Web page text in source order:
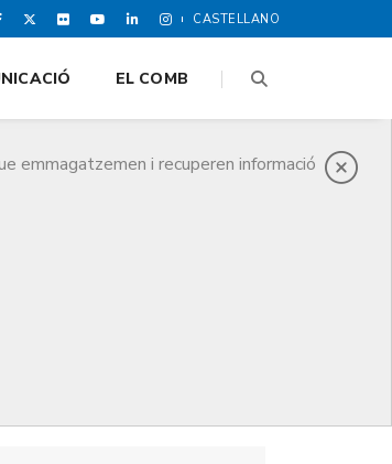
CASTELLANO
emmagatzemen i recuperen informació
EL COMB